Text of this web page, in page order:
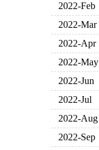
2022-Feb
2022-Mar
2022-Apr
2022-May
2022-Jun
2022-Jul
2022-Aug
2022-Sep